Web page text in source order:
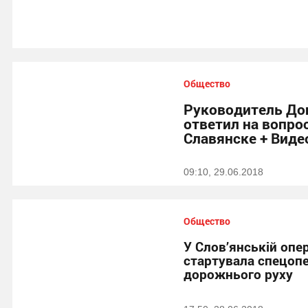
Общество
Руководитель
ответил на
Славянске +
09:10, 29.06.2018
Общество
У Слов’янській
стартувала
дорожнього руху